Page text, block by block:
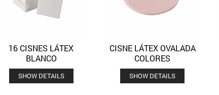
Añadir a la lista de deseos Quick View
16 CISNES LÁTEX
BLANCO
SHOW DETAILS
Añadir a la lista de deseos Quick View
CISNE LÁTEX OVALADA
COLORES
SHOW DETAILS